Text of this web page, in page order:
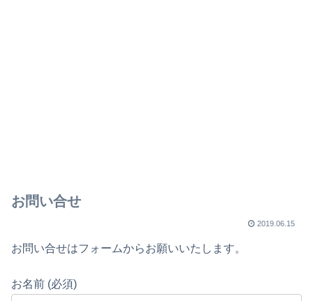
お問い合せ
2019.06.15
お問い合せはフォームからお願いいたします。
お名前 (必須)